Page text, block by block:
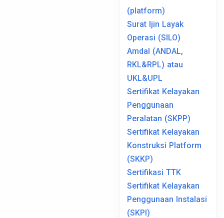
(platform)
Surat Ijin Layak
Operasi (SILO)
Amdal (ANDAL,
RKL&RPL) atau
UKL&UPL
Sertifikat Kelayakan
Penggunaan
Peralatan (SKPP)
Sertifikat Kelayakan
Konstruksi Platform
(SKKP)
Sertifikasi TTK
Sertifikat Kelayakan
Penggunaan Instalasi
(SKPI)